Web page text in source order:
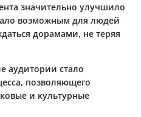
значительно улучшило
возможным для людей
дорамами, не теряя
аудитории стало
позволяющего
и культурные